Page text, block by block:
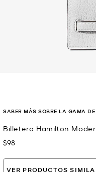
Billetera Hamilton
Ahora
$98
SABER MÁS SOBRE LA GAMA
VER PRODUCTOS